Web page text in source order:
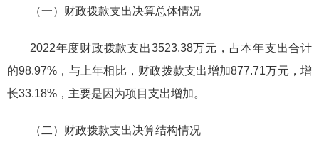
（一）财政拨款支出决算总体情况
2022年度财政拨款支出3523.38万元，占本年支出合计
的98.97%，与上年相比，财政拨款支出增加877.71万元，增
长33.18%，主要是因为项目支出增加。
（二）财政拨款支出决算结构情况